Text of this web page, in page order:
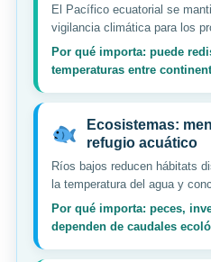
El Pacífico ecuatorial se
vigilancia climática para los
Por qué importa: puede
temperaturas entre
Ecosistemas:
refugio acuático
Ríos bajos reducen hábitats
la temperatura del agua y
Por qué importa: peces,
dependen de caudales